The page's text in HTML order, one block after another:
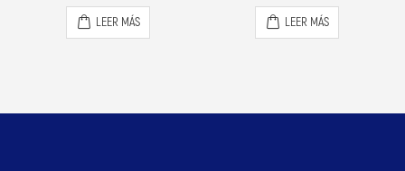
0out of 5
LEER MÁS
0out of 5
LEER MÁS